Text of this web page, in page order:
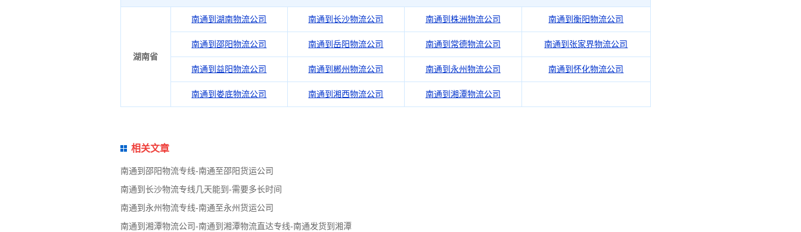
湖南省
南通到湖南物流公司 南通到长沙物流公司 南通到株洲物流公司 南通到衡阳物流公司
南通到邵阳物流公司 南通到岳阳物流公司 南通到常德物流公司 南通到张家界物流公司
南通到益阳物流公司 南通到郴州物流公司 南通到永州物流公司 南通到怀化物流公司
南通到娄底物流公司 南通到湘西物流公司 南通到湘潭物流公司
相关文章
南通到邵阳物流专线-南通至邵阳货运公司
南通到长沙物流专线几天能到-需要多长时间
南通到永州物流专线-南通至永州货运公司
南通到湘潭物流公司-南通到湘潭物流直达专线-南通发货到湘潭